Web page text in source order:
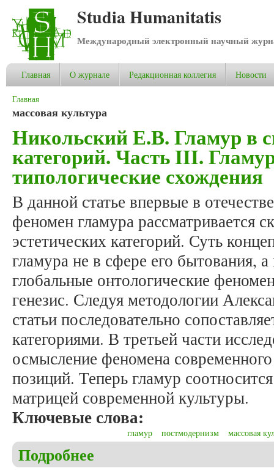
Studia Humanitatis
Международный электронный научный
Главная О журнале Редакционная коллегия Новости
Вы здесь
Главная
массовая культура
Никольский Е.В. Гламур в
категорий. Часть III.
типологические схождения
В данной статье впервые в
феномен гламура рассматривается
эстетических категорий. Суть
гламура не в сфере его бытования, а
глобальные онтологические
генезис. Следуя методологии
статьи последовательно
категориями. В третьей части
осмысление феномена
позиций. Теперь гламур
матрицей современной культуры.
Ключевые слова:
гламур постмодернизм массовая
Подробнее